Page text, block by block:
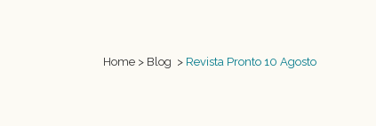
Home > Blog > Revista Pronto 10 Agosto